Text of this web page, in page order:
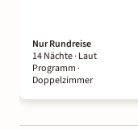
Nur Rundreise
14 Nächte· Laut
Programm·
Doppelzimmer